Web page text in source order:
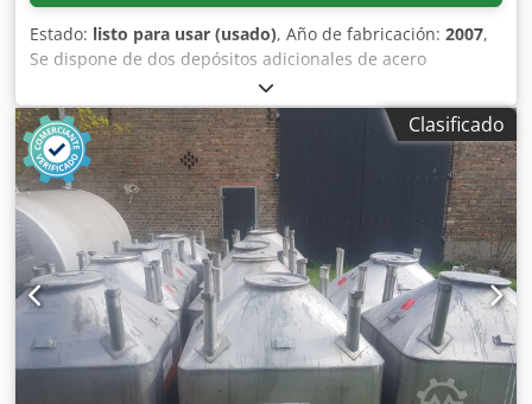
Estado: listo para usar (usado), Año de fabricación: 2007,
Se dispone de dos depósitos adicionales de acero
inoxidable, de diseño idéntico, móviles, con calefacción
eléctrica y aislamiento térmico. Volumen nominal: 100 l,
densidad máxima del material de relleno: 1 kg/dm³,
temperatura máxima de funcionamiento: 80 °C, diámetro:
500 mm, dimensiones de la máquina X/Y/Z:
aproximadamente 1000 mm/700 mm/1050 mm, peso:
aproximadamente 100 kg. Se proporciona documentación.
Es posible realizar una visita in situ. Codszl U Ikspfx Aiqjrf
Clasificado